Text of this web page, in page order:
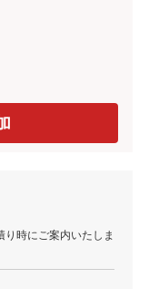
時にご案内いたしま